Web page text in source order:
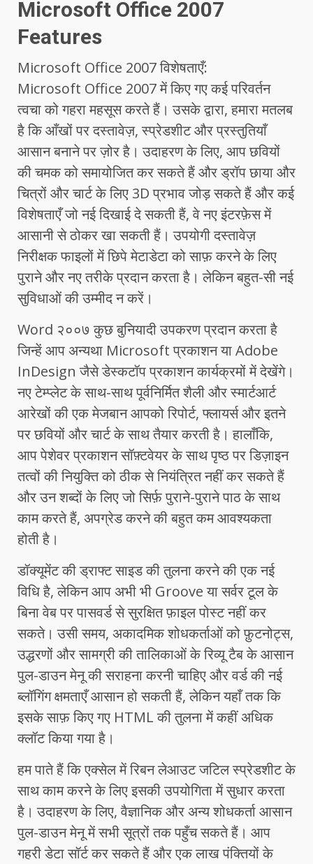
Microsoft Office 2007
Features
Microsoft Office 2007 विशेषताएँ:
Microsoft Office 2007 में किए गए कई परिवर्तन
त्वचा को गहरा महसूस करते हैं। उसके द्वारा, हमारा मतलब
है कि आँखों पर दस्तावेज़, स्प्रेडशीट और प्रस्तुतियाँ
आसान बनाने पर ज़ोर है। उदाहरण के लिए, आप छवियों
की चमक को समायोजित कर सकते हैं और ड्रॉप छाया और
चित्रों और चार्ट के लिए 3D प्रभाव जोड़ सकते हैं और कई
विशेषताएँ जो नई दिखाई दे सकती हैं, वे नए इंटरफ़ेस में
आसानी से ठोकर खा सकती हैं। उपयोगी दस्तावेज़
निरीक्षक फाइलों में छिपे मेटाडेटा को साफ़ करने के लिए
पुराने और नए तरीके प्रदान करता है। लेकिन बहुत-सी नई
सुविधाओं की उम्मीद न करें।
Word २००७ कुछ बुनियादी उपकरण प्रदान करता है
जिन्हें आप अन्यथा Microsoft प्रकाशन या Adobe
InDesign जैसे डेस्कटॉप प्रकाशन कार्यक्रमों में देखेंगे।
नए टेम्प्लेट के साथ-साथ पूर्वनिर्मित शैली और स्मार्टआर्ट
आरेखों की एक मेजबान आपको रिपोर्ट, फ्लायर्स और इतने
पर छवियों और चार्ट के साथ तैयार करती है। हालाँकि,
आप पेशेवर प्रकाशन सॉफ़्टवेयर के साथ पृष्ठ पर डिज़ाइन
तत्वों की नियुक्ति को ठीक से नियंत्रित नहीं कर सकते हैं
और उन शब्दों के लिए जो सिर्फ़ पुराने-पुराने पाठ के साथ
काम करते हैं, अपग्रेड करने की बहुत कम आवश्यकता
होती है।
डॉक्यूमेंट की ड्राफ्ट साइड की तुलना करने की एक नई
विधि है, लेकिन आप अभी भी Groove या सर्वर टूल के
बिना वेब पर पासवर्ड से सुरक्षित फ़ाइल पोस्ट नहीं कर
सकते। उसी समय, अकादमिक शोधकर्ताओं को फ़ुटनोट्स,
उद्धरणों और सामग्री की तालिकाओं के रिव्यू टैब के आसान
पुल-डाउन मेनू की सराहना करनी चाहिए और वर्ड की नई
ब्लॉगिंग क्षमताएँ आसान हो सकती हैं, लेकिन यहाँ तक ​​कि
इसके साफ़ किए गए HTML की तुलना में कहीं अधिक
क्लॉट किया गया है।
हम पाते हैं कि एक्सेल में रिबन लेआउट जटिल स्प्रेडशीट के
साथ काम करने के लिए इसकी उपयोगिता में सुधार करता
है। उदाहरण के लिए, वैज्ञानिक और अन्य शोधकर्ता आसान
पुल-डाउन मेनू में सभी सूत्रों तक पहुँच सकते हैं। आप
गहरी डेटा सॉर्ट कर सकते हैं और एक लाख पंक्तियों के